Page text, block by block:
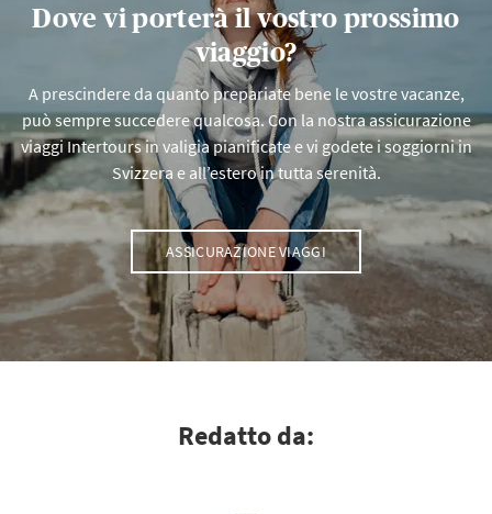
Dove vi porterà il vostro prossimo
viaggio?
A prescindere da quanto prepariate bene le vostre vacanze,
può sempre succedere qualcosa. Con la nostra assicurazione
viaggi Intertours in valigia pianificate e vi godete i soggiorni in
Svizzera e all’estero in tutta serenità.
ASSICURAZIONE VIAGGI
Redatto da: